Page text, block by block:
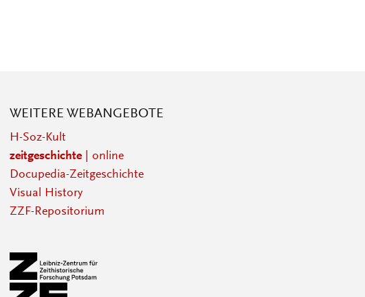
WEITERE WEBANGEBOTE
H-Soz-Kult
zeitgeschichte| online
Docupedia-Zeitgeschichte
Visual History
ZZF-Repositorium